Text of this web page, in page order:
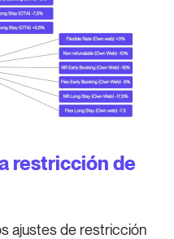
restricción de
ajustes de restricción